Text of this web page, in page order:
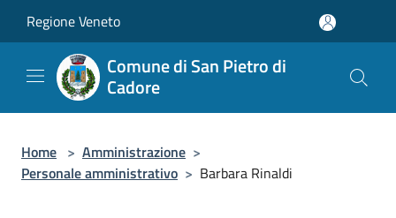
Regione Veneto
Comune di San Pietro di
Cadore
Home > Amministrazione >
Personale amministrativo > Barbara Rinaldi